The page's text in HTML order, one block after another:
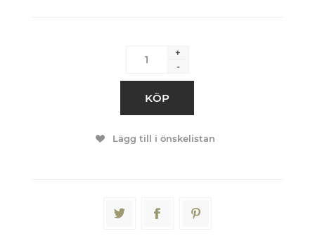
+
-
KÖP
Lägg till i önskelistan